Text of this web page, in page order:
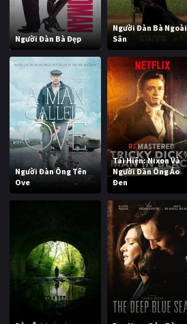
Người Đàn Bà Đẹp
Người Đàn Bà Ngoài
Sân
Người Đàn Ông Tên
Ove
Tái Hiện: Nixon Và
Người Đàn Ông Áo
Đen